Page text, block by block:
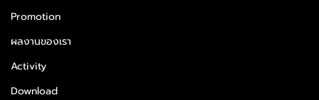
Promotion
ผลงานของเรา
Activity
Download